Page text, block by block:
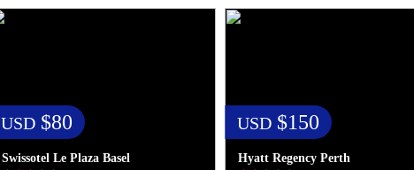
USD$80
Swissotel Le Plaza Basel
USD $150
Hyatt Regency Perth